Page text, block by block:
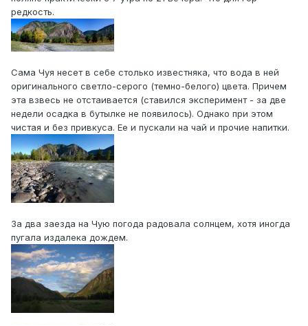
редкость.
Сама Чуя несет в себе столько известняка, что вода в ней
оригинального светло-серого (темно-белого) цвета. Причем
эта взвесь не отстаивается (ставился эксперимент - за две
недели осадка в бутылке не появилось). Однако при этом
чистая и без привкуса. Ее и пускали на чай и прочие напитки.
За два заезда на Чую погода радовала солнцем, хотя иногда
пугала издалека дождем.